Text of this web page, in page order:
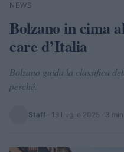
Cerca
NEWS
Bolzano in cima
care d’Italia
Bolzano guida la classifica
perché.
Staff · 19 Luglio 2025 · 3 min